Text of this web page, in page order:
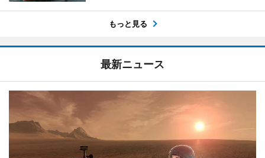
もっと見る
最新ニュース